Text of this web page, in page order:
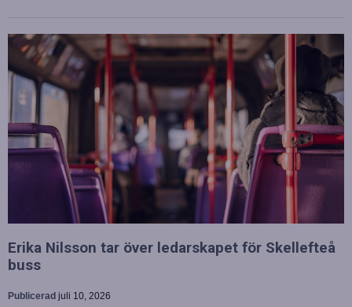
Erika Nilsson tar över ledarskapet för Skellefteå
buss
Publicerad juli 10, 2026